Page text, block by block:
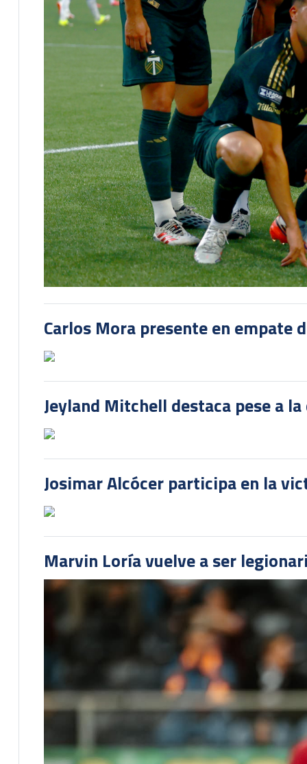
Carlos Mora presente en empate
Jeyland Mitchell destaca pese a
Josimar Alcócer participa en la
Marvin Loría vuelve a ser